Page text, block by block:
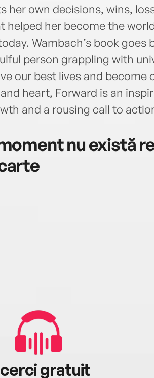
her own decisions, wins,
helped her become the
Wambach’s book
person grappling with
our best lives and become
heart, Forward is an
and a rousing call to
nu există
gratuit